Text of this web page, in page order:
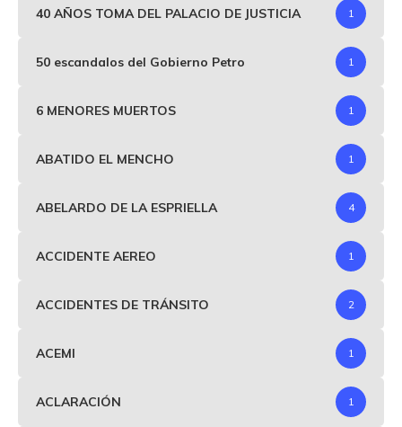
40 AÑOS TOMA DEL PALACIO DE JUSTICIA 1
50 escandalos del Gobierno Petro 1
6 MENORES MUERTOS 1
ABATIDO EL MENCHO 1
ABELARDO DE LA ESPRIELLA 4
ACCIDENTE AEREO 1
ACCIDENTES DE TRÁNSITO 2
ACEMI 1
ACLARACIÓN 1